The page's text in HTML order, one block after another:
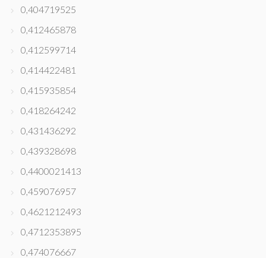
0,404719525
0,412465878
0,412599714
0,414422481
0,415935854
0,418264242
0,431436292
0,439328698
0,4400021413
0,459076957
0,4621212493
0,4712353895
0,474076667